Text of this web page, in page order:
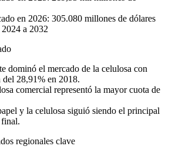
en 2026: 305.080 millones de dólares
a 2032
dominó el mercado de la celulosa con
28,91% en 2018.
comercial representó la mayor cuota de
y la celulosa siguió siendo el principal
final.
regionales clave